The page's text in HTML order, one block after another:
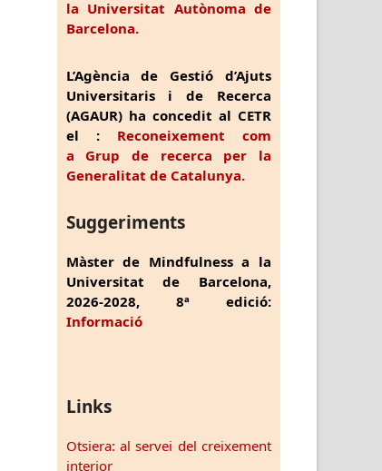
la Universitat Autònoma de
Barcelona.
L’Agència de Gestió d’Ajuts
Universitaris i de Recerca
(AGAUR) ha concedit al CETR
el : Reconeixement com
a Grup de recerca per la
Generalitat de Catalunya.
Suggeriments
Màster de Mindfulness a la
Universitat de Barcelona,
2026-2028, 8ª edició:
Informació
Links
Otsiera: al servei del creixement
interior